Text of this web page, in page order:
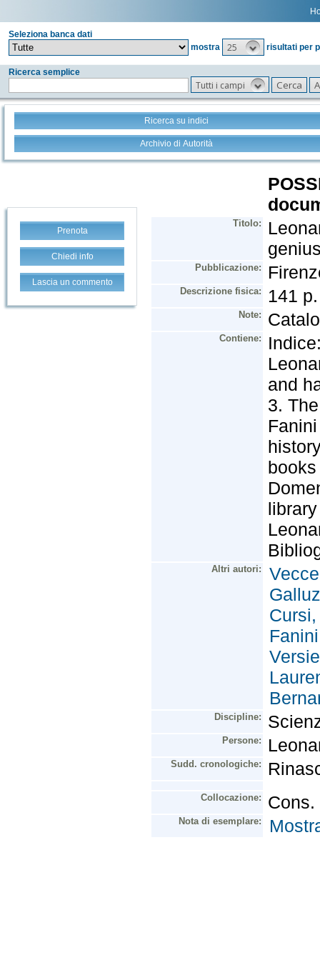
Seleziona banca dati
mostra
25 risultati per
Ricerca semplice
Tutti i campi
Ricerca su indici
Archivio di Autorità
Prenota
Chiedi info
Lascia un commento